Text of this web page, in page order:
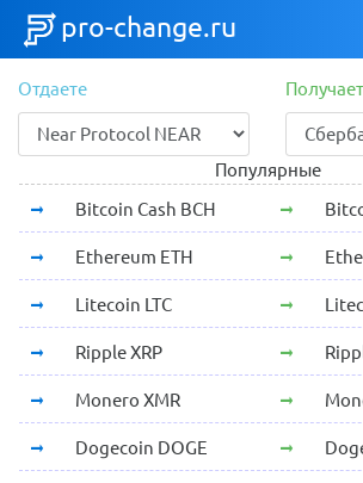
pro-change.ru
Отдаете
Популярные
Bitcoin Cash BCH
Ethereum ETH
Litecoin LTC
Ripple XRP
Monero XMR
Dogecoin DOGE